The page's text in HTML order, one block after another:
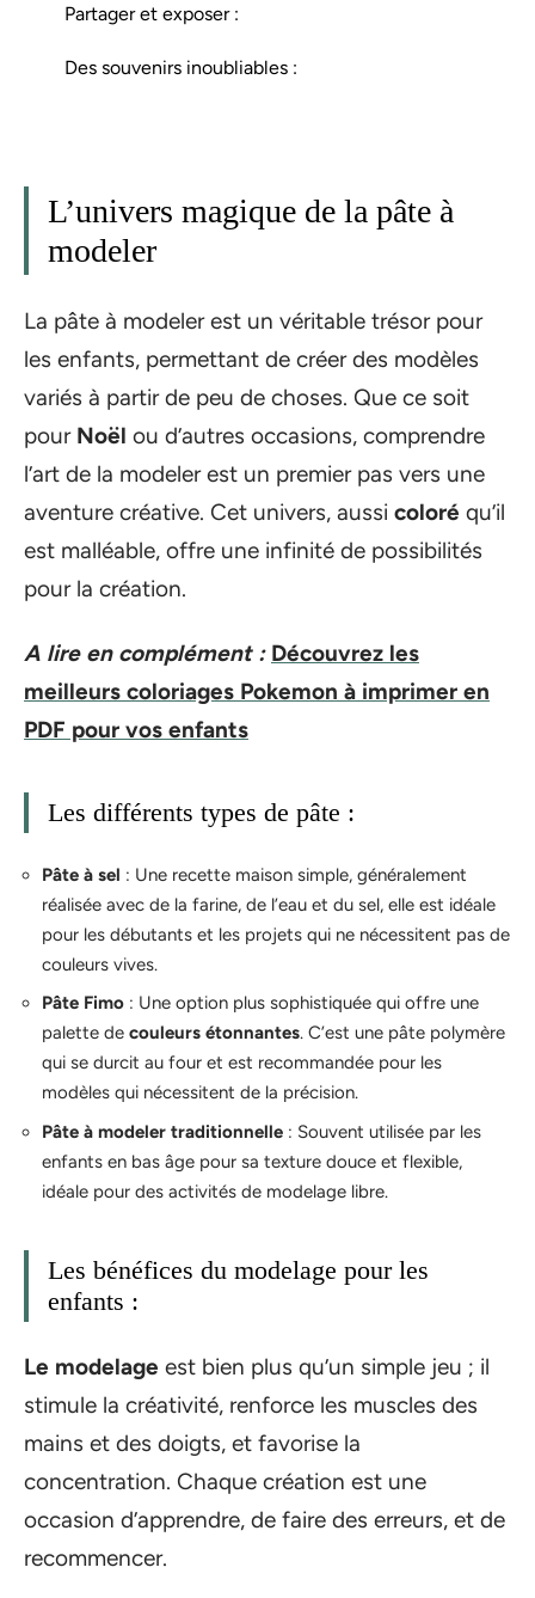
Partager et exposer :
Des souvenirs inoubliables :
L’univers magique de la pâte à
modeler
La pâte à modeler est un véritable trésor pour
les enfants, permettant de créer des modèles
variés à partir de peu de choses. Que ce soit
pour Noël ou d’autres occasions, comprendre
l’art de la modeler est un premier pas vers une
aventure créative. Cet univers, aussi coloré qu’il
est malléable, offre une infinité de possibilités
pour la création.
A lire en complément : Découvrez les
meilleurs coloriages Pokemon à imprimer en
PDF pour vos enfants
Les différents types de pâte :
Pâte à sel : Une recette maison simple, généralement
réalisée avec de la farine, de l’eau et du sel, elle est idéale
pour les débutants et les projets qui ne nécessitent pas de
couleurs vives.
Pâte Fimo : Une option plus sophistiquée qui offre une
palette de couleurs étonnantes. C’est une pâte polymère
qui se durcit au four et est recommandée pour les
modèles qui nécessitent de la précision.
Pâte à modeler traditionnelle : Souvent utilisée par les
enfants en bas âge pour sa texture douce et flexible,
idéale pour des activités de modelage libre.
Les bénéfices du modelage pour les
enfants :
Le modelage est bien plus qu’un simple jeu ; il
stimule la créativité, renforce les muscles des
mains et des doigts, et favorise la
concentration. Chaque création est une
occasion d’apprendre, de faire des erreurs, et de
recommencer.